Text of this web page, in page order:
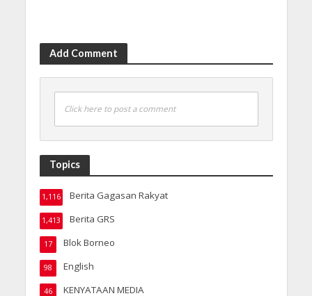
Add Comment
Click here to post a comment
Topics
Berita Gagasan Rakyat
1,116
Berita GRS
1,413
Blok Borneo
17
English
98
KENYATAAN MEDIA
46